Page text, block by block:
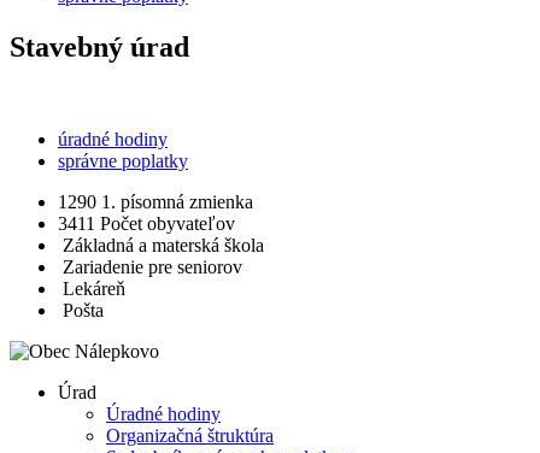
Stavebný úrad
úradné hodiny
správne poplatky
1290 1. písomná zmienka
3411 Počet obyvateľov
Základná a materská škola
Zariadenie pre seniorov
Lekáreň
Pošta
Úrad
Úradné hodiny
Organizačná štruktúra